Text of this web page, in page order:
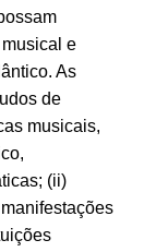
e
As
de
musicais,
(ii)